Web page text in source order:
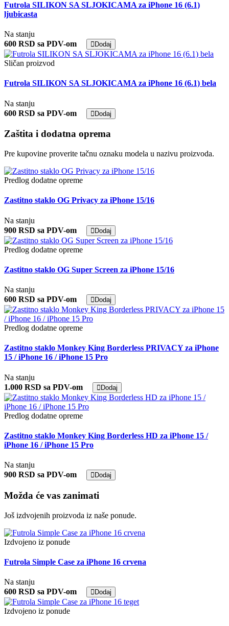
Futrola SILIKON SA SLJOKICAMA za iPhone 16 (6.1)
ljubicasta
Na stanju
600 RSD sa PDV-om
Dodaj
Sličan proizvod
Futrola SILIKON SA SLJOKICAMA za iPhone 16 (6.1) bela
Na stanju
600 RSD sa PDV-om
Dodaj
Zaštita i dodatna oprema
Pre kupovine proverite tačnu oznaku modela u nazivu proizvoda.
Predlog dodatne opreme
Zastitno staklo OG Privacy za iPhone 15/16
Na stanju
900 RSD sa PDV-om
Dodaj
Predlog dodatne opreme
Zastitno staklo OG Super Screen za iPhone 15/16
Na stanju
600 RSD sa PDV-om
Dodaj
Predlog dodatne opreme
Zastitno staklo Monkey King Borderless PRIVACY za iPhone
15 / iPhone 16 / iPhone 15 Pro
Na stanju
1.000 RSD sa PDV-om
Dodaj
Predlog dodatne opreme
Zastitno staklo Monkey King Borderless HD za iPhone 15 /
iPhone 16 / iPhone 15 Pro
Na stanju
900 RSD sa PDV-om
Dodaj
Možda će vas zanimati
Još izdvojenih proizvoda iz naše ponude.
Izdvojeno iz ponude
Futrola Simple Case za iPhone 16 crvena
Na stanju
600 RSD sa PDV-om
Dodaj
Izdvojeno iz ponude